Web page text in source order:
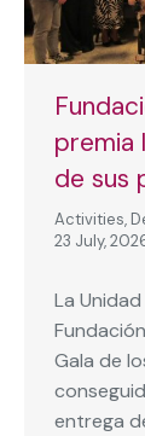
premia
de sus
Activities,
23 July,
La
Gala de
entrega